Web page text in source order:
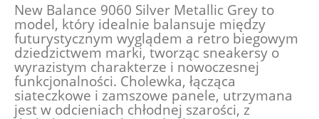
New Balance 9060 Silver Metallic Grey to
model, który idealnie balansuje między
futurystycznym wyglądem a retro biegowym
dziedzictwem marki, tworząc sneakersy o
wyrazistym charakterze i nowoczesnej
funkcjonalności. Cholewka, łącząca
siateczkowe i zamszowe panele, utrzymana
jest w odcieniach chłodnej szarości, z